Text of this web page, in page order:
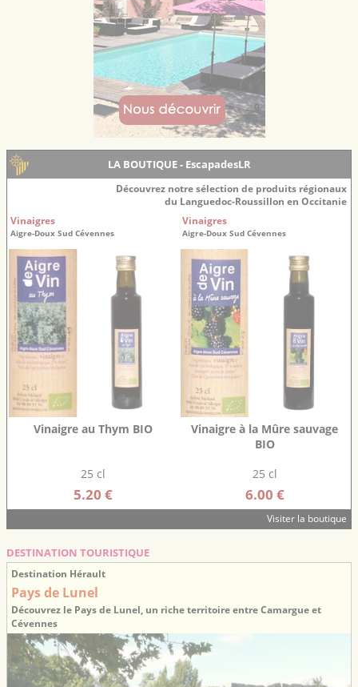
LA BOUTIQUE - EscapadesLR
Découvrez notre sélection de produits régionaux
du Languedoc-Roussillon en Occitanie
Vinaigres
Aigre-Doux Sud Cévennes
Vinaigre au Thym BIO
25 cl
5.20 €
Vinaigres
Aigre-Doux Sud Cévennes
Vinaigre à la Mûre sauvage
BIO
25 cl
6.00 €
Visiter la boutique
DESTINATION TOURISTIQUE
Destination Hérault
Pays de Lunel
Découvrez le Pays de Lunel, un riche territoire entre Camargue et
Cévennes